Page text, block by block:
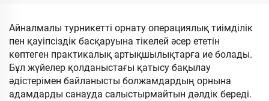
құрылғысы,
ауыстырғыш
жарықтықтағы LCD
экраны
Айналмалы турникетті орнату операциялық тиімділік
пен қауіпсіздік басқаруына тікелей әсер ететін
көптеген практикалық артықшылықтарға ие болады.
Бұл жүйелер қолданыстағы қатысу бақылау
әдістерімен байланысты болжамдардың орнына
адамдарды санауда салыстырмайтын дәлдік береді.